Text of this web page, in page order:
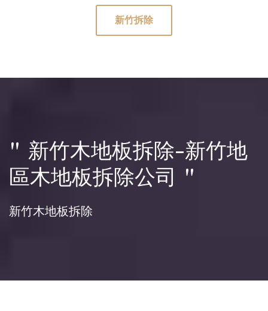
新竹拆除
" 新竹木地板拆除-新竹地
區木地板拆除公司 "
新竹木地板拆除